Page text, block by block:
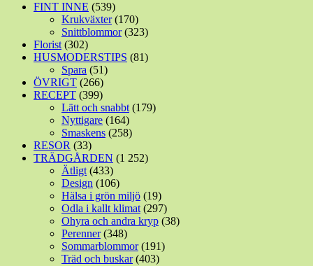
FINT INNE (539)
Krukväxter(170)
Snittblommor(323)
Florist (302)
HUSMODERSTIPS (81)
Spara (51)
ÖVRIGT (266)
RECEPT (399)
Lätt och snabbt (179)
Nyttigare (164)
Smaskens (258)
RESOR (33)
TRÄDGÅRDEN (1 252)
Ätligt (433)
Design (106)
Hälsa i grön miljö (19)
Odla i kallt klimat (297)
Ohyra och andra kryp (38)
Perenner(348)
Sommarblommor(191)
Träd och buskar(403)